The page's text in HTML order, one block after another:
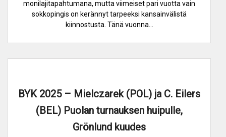
monilajitapahtumana, mutta viimeiset pari vuotta vain
sokkopingis on kerännyt tarpeeksi kansainvälistä
kiinnostusta. Tänä vuonna…
BYK 2025 – Mielczarek (POL) ja C. Eilers
(BEL) Puolan turnauksen huipulle,
Grönlund kuudes